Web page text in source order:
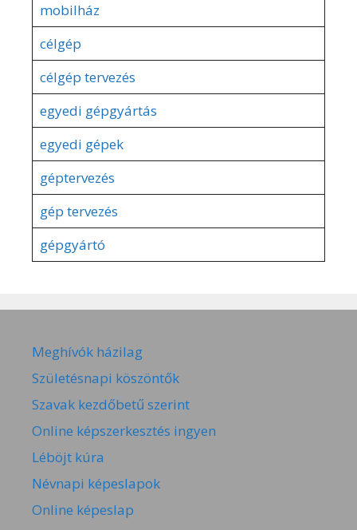
mobilház
célgép
célgép tervezés
egyedi gépgyártás
egyedi gépek
géptervezés
gép tervezés
gépgyártó
Meghívók házilag
Születésnapi köszöntők
Szavak kezdőbetű szerint
Online képszerkesztés ingyen
Léböjt kúra
Névnapi képeslapok
Online képeslap